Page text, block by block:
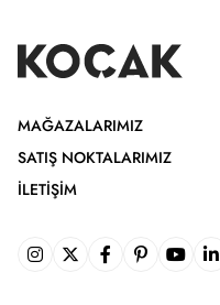
MAĞAZALARIMIZ
SATIŞ NOKTALARIMIZ
İLETIŞIM